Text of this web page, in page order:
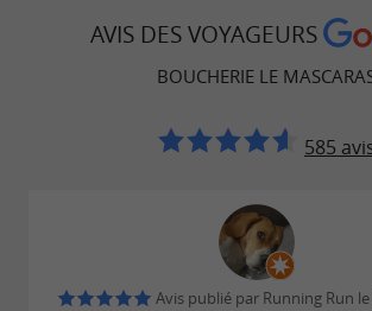
AVIS DES VOYAGEURS
BOUCHERIE LE
585
Avis publié par Running Run